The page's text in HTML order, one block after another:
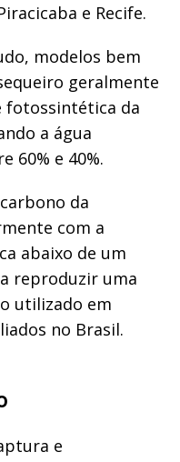
e Recife.
modelos bem
geralmente
fotossintética da
a água
60% e 40%.
da
com a
abaixo de um
reproduzir uma
utilizado em
no Brasil.
e